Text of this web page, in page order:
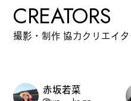
CREATORS
撮影・制作 協力クリエイタ
赤坂若菜